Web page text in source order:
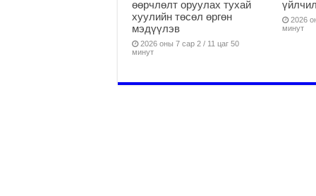
өөрчлөлт оруулах тухай
хуулийн төсөл өргөн
мэдүүлэв
2026 оны 7 сар 2 / 11 цаг 50
минут
2026
минут